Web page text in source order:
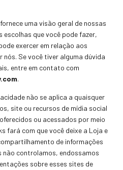
uma visão geral de nossas
que você pode fazer,
exercer em relação aos
Se você tiver alguma dúvida
entre em contato com
.
não se aplica a quaisquer
site ou recursos de mídia social
ou acessados por meio
fará com que você deixe a Loja e
de informações
não controlamos, endossamos
sobre esses sites de